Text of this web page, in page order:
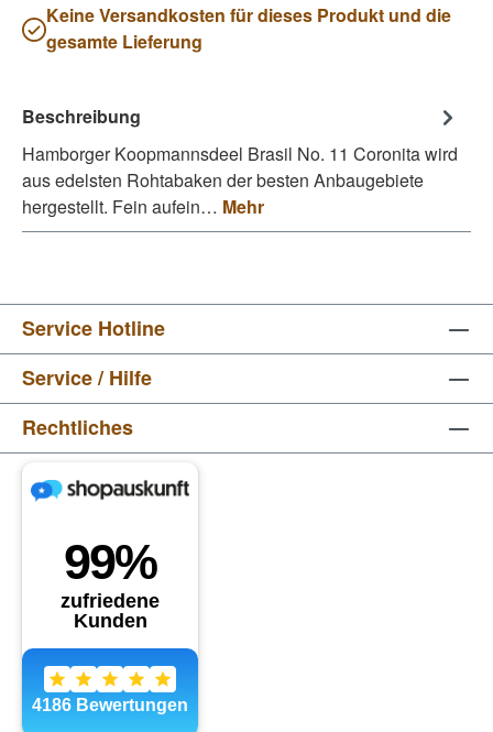
Keine Versandkosten für dieses Produkt und die
gesamte Lieferung
Beschreibung
Hamborger Koopmannsdeel Brasil No. 11 Coronita wird
aus edelsten Rohtabaken der besten Anbaugebiete
hergestellt. Fein aufein… Mehr
Service Hotline
Service / Hilfe
Rechtliches